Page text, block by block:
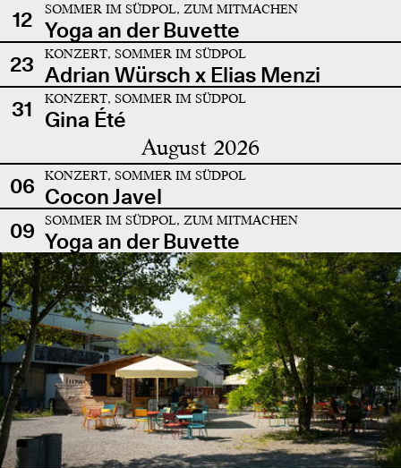
12 SOMMER IM SÜDPOL, ZUM MITMACHEN
Yoga an der Buvette
23
KONZERT, SOMMER IM SÜDPOL
Adrian Würsch x Elias Menzi
31
KONZERT, SOMMER IM SÜDPOL
Gina Été
August 2026
06 KONZERT, SOMMER IM SÜDPOL
Cocon Javel
09
SOMMER IM SÜDPOL, ZUM MITMACHEN
Yoga an der Buvette